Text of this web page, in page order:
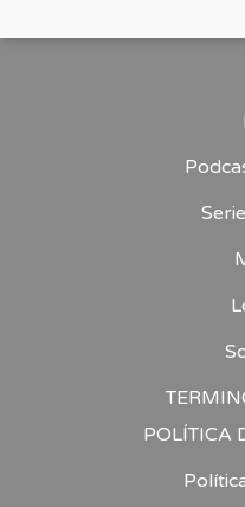
POLÍTICA